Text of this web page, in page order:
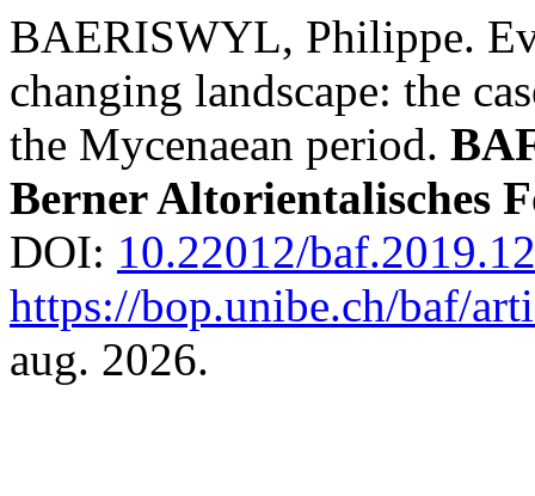
BAERISWYL, Philippe.
changing landscape: the
the Mycenaean period.
Berner Altorientalisches
DOI: 10.22012/baf.2019.12
https://bop.unibe.ch/baf/
aug. 2026.